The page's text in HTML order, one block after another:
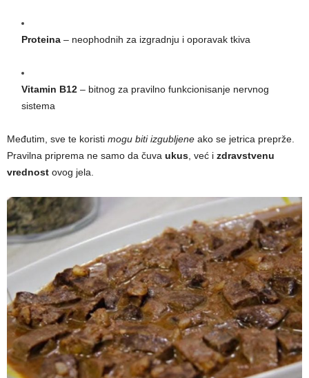
Proteina – neophodnih za izgradnju i oporavak tkiva
Vitamin B12 – bitnog za pravilno funkcionisanje nervnog
sistema
Međutim, sve te koristi mogu biti izgubljene ako se jetrica preprže.
Pravilna priprema ne samo da čuva ukus, već i zdravstvenu
vrednost ovog jela.